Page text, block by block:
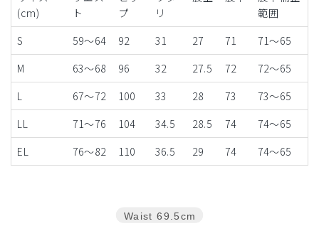
(cm)
ト
プ
リ
範囲
S
59～64 92 31 27 71
71〜65
M
63～68 96 32 27.5 72
72〜65
L
67～72 100 33 28 73
73〜65
LL
71～76 104 34.5 28.5 74
74〜65
EL
76～82 110 36.5 29 74 74〜65
Waist 69.5cm